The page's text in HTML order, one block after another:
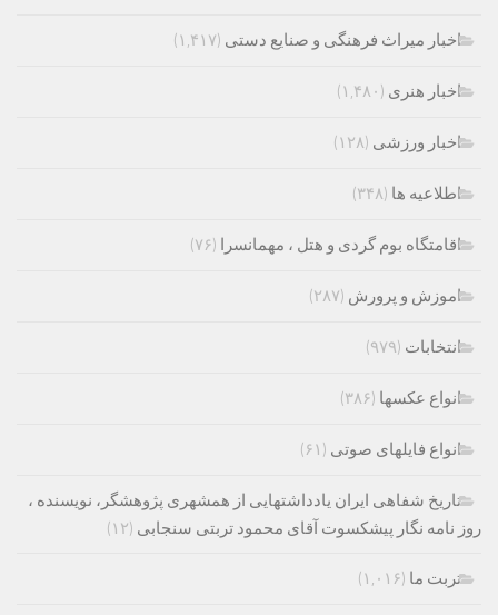
اخبار میراث فرهنگی و صنایع دستی (۱,۴۱۷)
اخبار هنری (۱,۴۸۰)
اخبار ورزشی (۱۲۸)
اطلاعیه ها (۳۴۸)
اقامتگاه بوم گردی و هتل ، مهمانسرا (۷۶)
اموزش و پرورش (۲۸۷)
انتخابات (۹۷۹)
انواع عکسها (۳۸۶)
انواع فایلهای صوتی (۶۱)
تاریخ شفاهی ایران یادداشتهایی از همشهری پژوهشگر، نویسنده ،
روز نامه نگار پیشکسوت آقای محمود تربتی سنجابی (۱۲)
تربت ما (۱,۰۱۶)